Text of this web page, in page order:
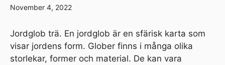
November 4, 2022
Jordglob trä. En jordglob är en sfärisk karta som
visar jordens form. Glober finns i många olika
storlekar, former och material. De kan vara